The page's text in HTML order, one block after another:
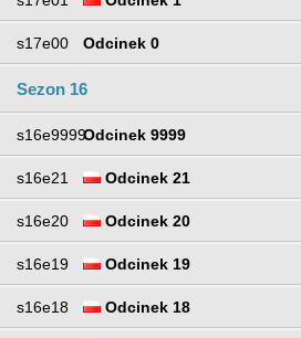
s17e00 Odcinek 0
Sezon 16
s16e9999Odcinek 9999
s16e21 Odcinek 21
s16e20 Odcinek 20
s16e19 Odcinek 19
s16e18 Odcinek 18